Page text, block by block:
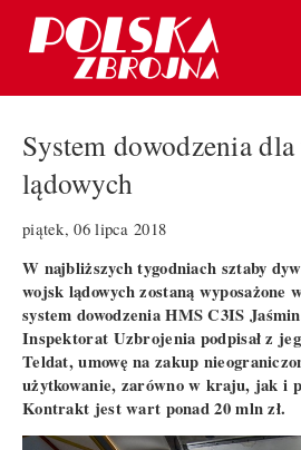
System dowodzenia
lądowych
piątek, 06 lipca 2018
W najbliższych tygodniach sztaby
wojsk lądowych zostaną wyposażone
system dowodzenia HMS C3IS
Inspektorat Uzbrojenia podpisał z
Teldat, umowę na zakup
użytkowanie, zarówno w kraju, jak i
Kontrakt jest wart ponad 20 mln zł.